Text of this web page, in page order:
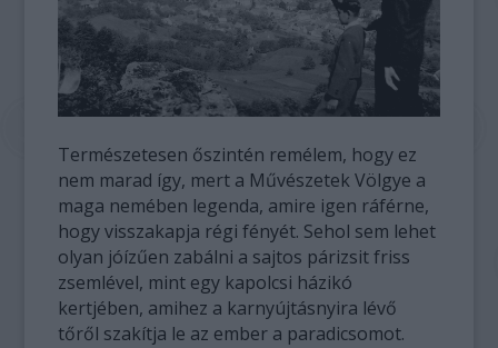
Természetesen őszintén remélem, hogy ez
nem marad így, mert a Művészetek Völgye a
maga nemében legenda, amire igen ráférne,
hogy visszakapja régi fényét. Sehol sem lehet
olyan jóízűen zabálni a sajtos párizsit friss
zsemlével, mint egy kapolcsi házikó
kertjében, amihez a karnyújtásnyira lévő
tőről szakítja le az ember a paradicsomot.